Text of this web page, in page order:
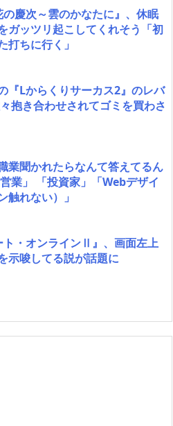
の慶次～雲のかなたに』、休眠
ガッツリ起こしてくれそう「初
打ちに行く」
『Lからくりサーカス2』のレバ
抱き合わせされてゴミを買わさ
業聞かれたらなんて答えてるん
業」 「投資家」「Webデザイ
触れない）」
ト・オンラインⅡ』、画面左上
示唆してる説が話題に